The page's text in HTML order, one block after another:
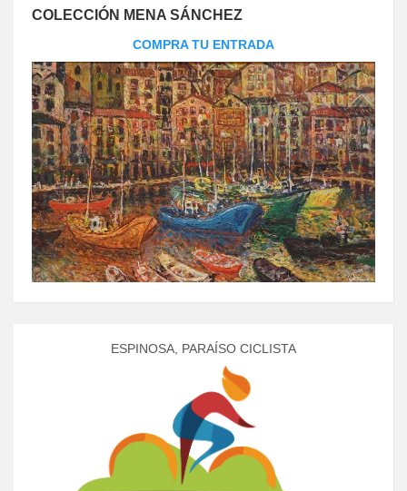
COLECCIÓN MENA SÁNCHEZ
COMPRA TU ENTRADA
ESPINOSA, PARAÍSO CICLISTA